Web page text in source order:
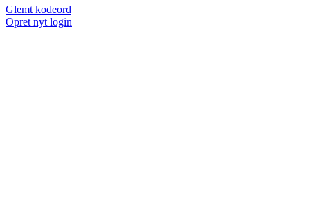
Glemt kodeord
Opret nyt login